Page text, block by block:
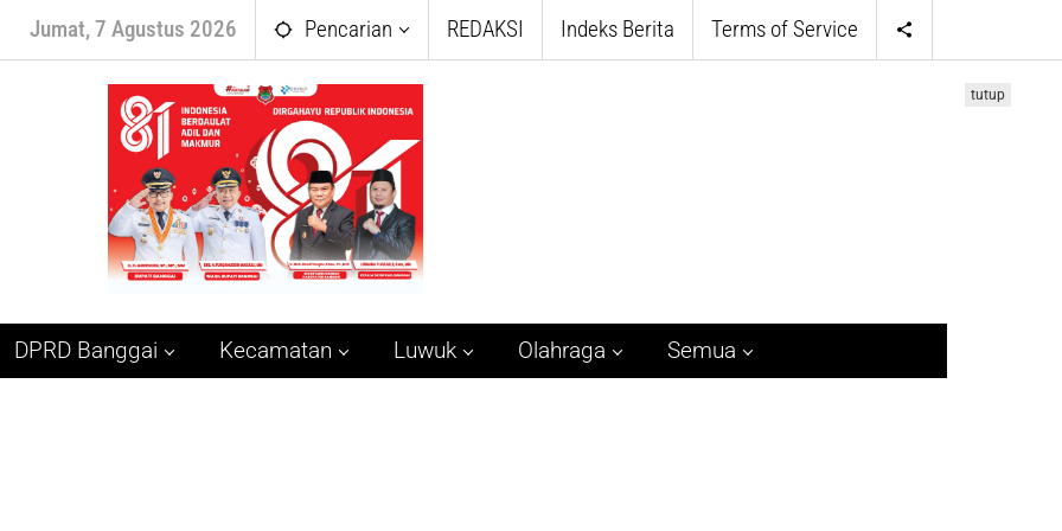
Jumat, 7 Agustus 2026 Pencarian REDAKSI Indeks Berita Terms of Service
DPRD Banggai Kecamatan Luwuk Olahraga Semua
tutup